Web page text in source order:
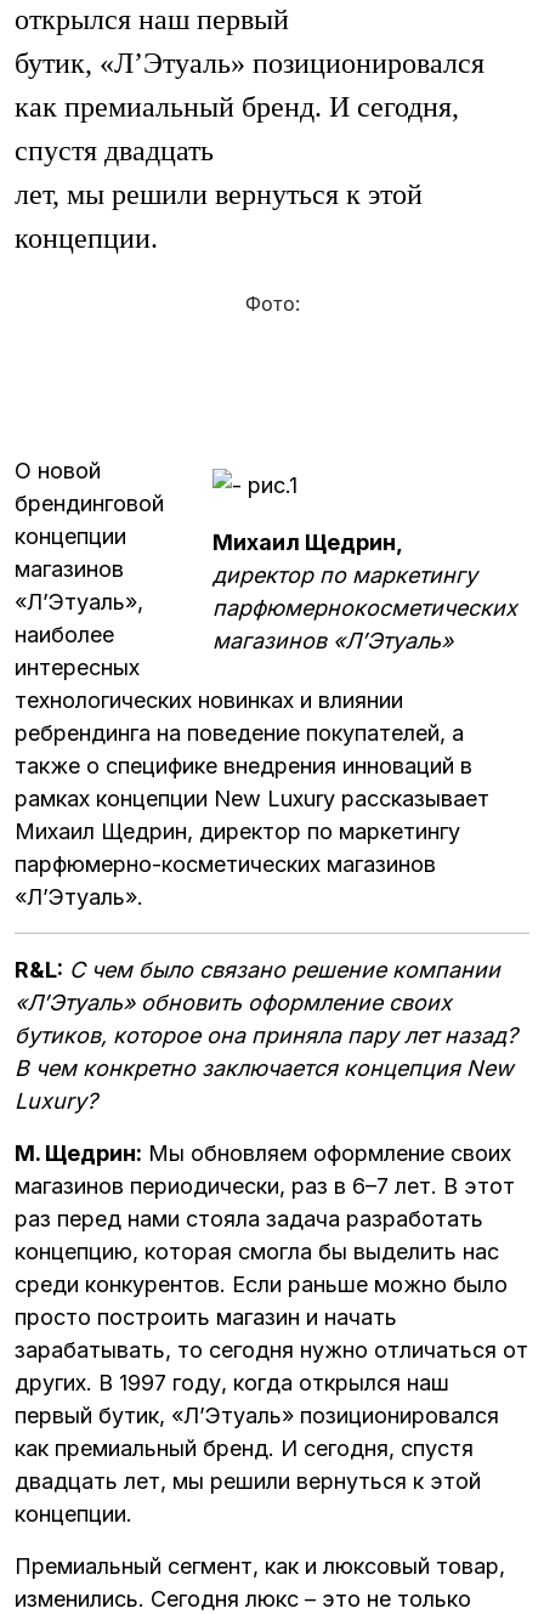
открылся наш первый
бутик, «Л’Этуаль» позиционировался
как премиальный бренд. И сегодня,
спустя двадцать
лет, мы решили вернуться к этой
концепции.
Фото:
Михаил Щедрин,
директор по маркетингу
парфюмернокосметических
магазинов «Л’Этуаль»
О новой
брендинговой
концепции
магазинов
«Л’Этуаль»,
наиболее
интересных
технологических новинках и влиянии
ребрендинга на поведение покупателей, а
также о специфике внедрения инноваций в
рамках концепции New Luxury рассказывает
Михаил Щедрин, директор по маркетингу
парфюмерно-косметических магазинов
«Л’Этуаль».
R&L: С чем было связано решение компании
«Л’Этуаль» обновить оформление своих
бутиков, которое она приняла пару лет назад?
В чем конкретно заключается концепция New
Luxury?
М. Щедрин: Мы обновляем оформление своих
магазинов периодически, раз в 6–7 лет. В этот
раз перед нами стояла задача разработать
концепцию, которая смогла бы выделить нас
среди конкурентов. Если раньше можно было
просто построить магазин и начать
зарабатывать, то сегодня нужно отличаться от
других. В 1997 году, когда открылся наш
первый бутик, «Л’Этуаль» позиционировался
как премиальный бренд. И сегодня, спустя
двадцать лет, мы решили вернуться к этой
концепции.
Премиальный сегмент, как и люксовый товар,
изменились. Сегодня люкс – это не только